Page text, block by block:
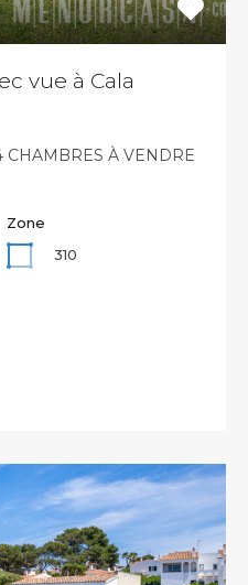
vue à Cala
À VENDRE
Zone
310